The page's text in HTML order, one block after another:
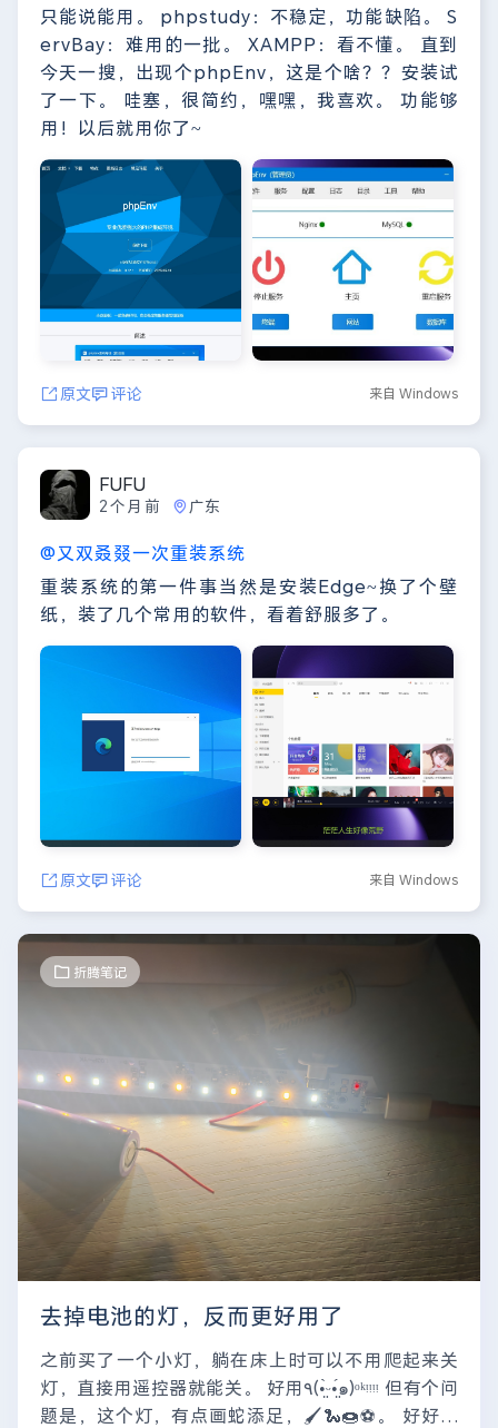
只能说能用。 phpstudy：不稳定，功能缺陷。 S
ervBay：难用的一批。 XAMPP：看不懂。 直到
今天一搜，出现个phpEnv，这是个啥？？安装试
了一下。 哇塞，很简约，嘿嘿，我喜欢。 功能够
用！以后就用你了~
原文 评论 来自 Windows
FUFU
2个月前 广东
@又双叒叕一次重装系统
重装系统的第一件事当然是安装Edge~换了个壁
纸，装了几个常用的软件，看着舒服多了。
原文 评论 来自 Windows
折腾笔记
去掉电池的灯，反而更好用了
之前买了一个小灯，躺在床上时可以不用爬起来关
灯，直接用遥控器就能关。 好用٩(•̤̀ᵕ•̤́๑)ᵒᵏᵎᵎᵎᵎ 但有个问
题是，这个灯，有点画蛇添足，🖌️🐍🍩⚽。 好好的